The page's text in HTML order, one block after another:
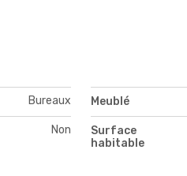
Bureaux Meublé
Non
Surface
habitable